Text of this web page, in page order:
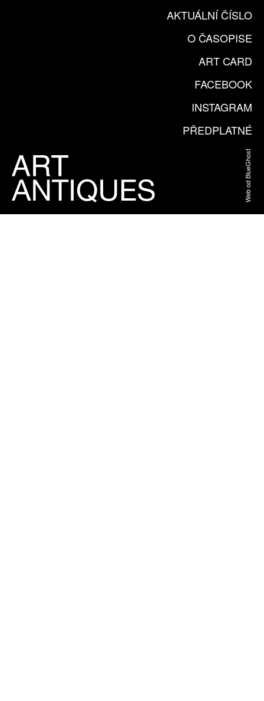
AKTUÁLNÍ ČÍSLO
O ČASOPISE
ART CARD
FACEBOOK
INSTAGRAM
PŘEDPLATNÉ
Web od BlueGhost